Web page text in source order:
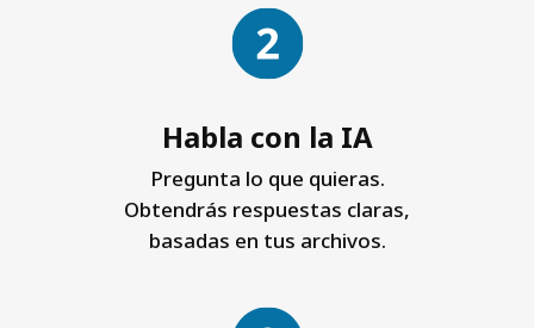
Habla con la IA
Pregunta lo que quieras.
Obtendrás respuestas claras,
basadas en tus archivos.